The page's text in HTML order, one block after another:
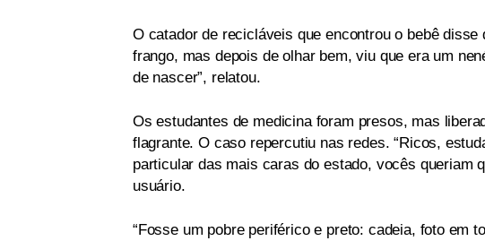
O catador de recicláveis que encontrou o bebê
frango, mas depois de olhar bem, viu que era um
de nascer”, relatou.
Os estudantes de medicina foram presos, mas
flagrante. O caso repercutiu nas redes. “Ricos,
particular das mais caras do estado, vocês queriam
usuário.
“Fosse um pobre periférico e preto: cadeia, foto em